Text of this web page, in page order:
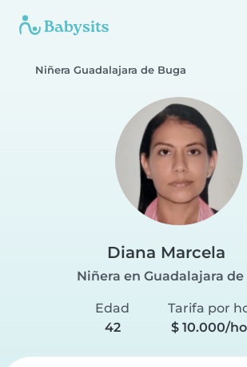
Niñera Guadalajara de Buga
Diana Marcela
Niñera en Guadalajara de
Edad
42
Tarifa por
$ 10.000/